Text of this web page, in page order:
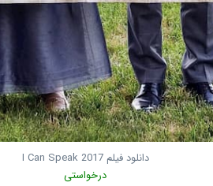
دانلود فیلم I Can Speak 2017
درخواستی